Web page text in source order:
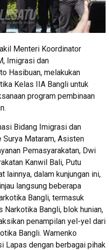
Menteri Koordinator
Imigrasi dan
Hasibuan, melakukan
Kelas IIA Bangli untuk
program pembinaan
Bidang Imigrasi dan
Surya Mataram, Asisten
Pemasyarakatan, Dwi
Kanwil Bali, Putu
lainnya, dalam kunjungan ini,
langsung beberapa
Bangli, termasuk
Bangli, blok hunian,
penampilan yel-yel dari
Bangli. Wamenko
Lapas dengan berbagai pihak